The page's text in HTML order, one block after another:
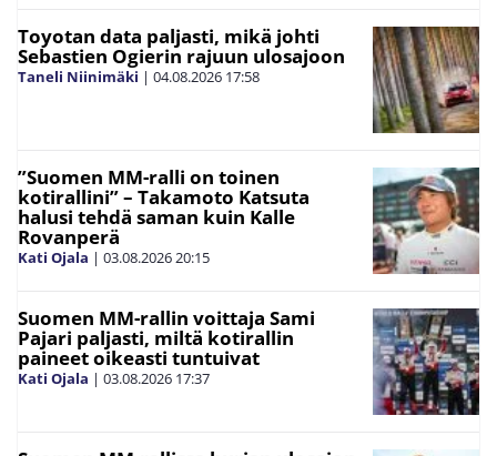
Toyotan data paljasti, mikä johti
Sebastien Ogierin rajuun ulosajoon
Taneli Niinimäki | 04.08.2026 17:58
”Suomen MM-ralli on toinen
kotirallini” – Takamoto Katsuta
halusi tehdä saman kuin Kalle
Rovanperä
Kati Ojala | 03.08.202620:15
Suomen MM-rallin voittaja Sami
Pajari paljasti, miltä kotirallin
paineet oikeasti tuntuivat
Kati Ojala | 03.08.2026 17:37